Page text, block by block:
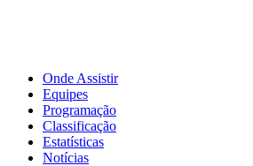
Onde Assistir
Equipes
Programação
Classificação
Estatísticas
Notícias